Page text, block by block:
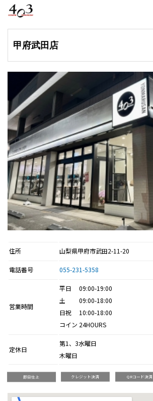
甲府武田店
住所 山梨県甲府市武田2-11-20
電話番号 055-231-5358
営業時間
平日 09:00-19:00
土 09:00-18:00
日祝 10:00-18:00
コイン 24HOURS
定休日
第1、3水曜日
木曜日
即日仕上 クレジット決済 QRコード決済